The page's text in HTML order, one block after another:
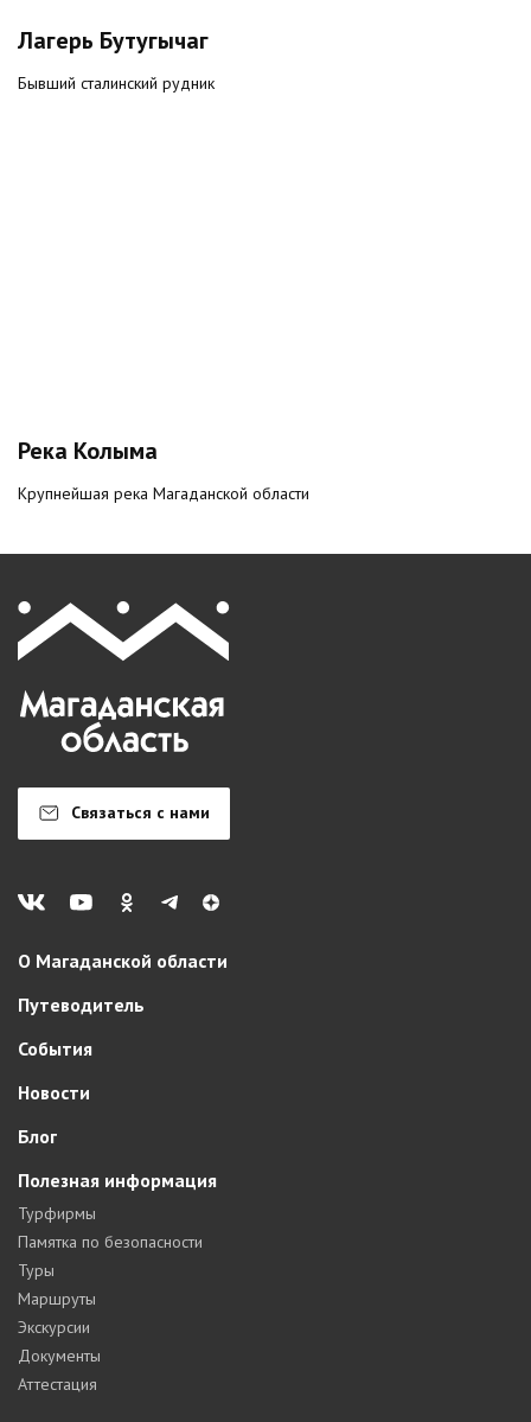
Лагерь Бутугычаг
Бывший сталинский рудник
Река Колыма
Крупнейшая река Магаданской области
Связаться с нами
О Магаданской области
Путеводитель
События
Новости
Блог
Полезная информация
Турфирмы
Памятка по безопасности
Туры
Маршруты
Экскурсии
Документы
Аттестация